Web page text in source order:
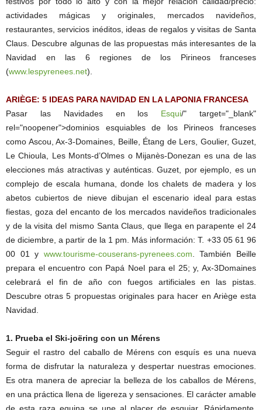
actividades mágicas y originales, mercados navideños,
restaurantes, servicios inéditos, ideas de regalos y visitas de Santa
Claus. Descubre algunas de las propuestas más interesantes de la
Navidad en las 6 regiones de los Pirineos franceses
(www.lespyrenees.net).
ARIÈGE: 5 IDEAS PARA NAVIDAD EN LA LAPONIA FRANCESA
Pasar las Navidades en los Esqui/" target="_blank"
rel="noopener">dominios esquiables de los Pirineos franceses
como Ascou, Ax-3-Domaines, Beille, Étang de Lers, Goulier, Guzet,
Le Chioula, Les Monts-d’Olmes o Mijanès-Donezan es una de las
elecciones más atractivas y auténticas. Guzet, por ejemplo, es un
complejo de escala humana, donde los chalets de madera y los
abetos cubiertos de nieve dibujan el escenario ideal para estas
fiestas, goza del encanto de los mercados navideños tradicionales
y de la visita del mismo Santa Claus, que llega en parapente el 24
de diciembre, a partir de la 1 pm. Más información: T. +33 05 61 96
00 01 y www.tourisme-couserans-pyrenees.com . También Beille
prepara el encuentro con Papá Noel para el 25; y, Ax-3Domaines
celebrará el fin de año con fuegos artificiales en las pistas.
Descubre otras 5 propuestas originales para hacer en Ariège esta
Navidad.
1. Prueba el Ski-joëring con un Mérens
Seguir el rastro del caballo de Mérens con esquís es una nueva
forma de disfrutar la naturaleza y despertar nuestras emociones.
Es otra manera de apreciar la belleza de los caballos de Mérens,
en una práctica llena de ligereza y sensaciones. El carácter amable